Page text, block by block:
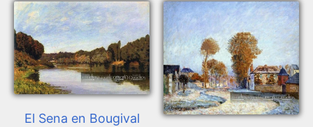
El Sena en Bougival